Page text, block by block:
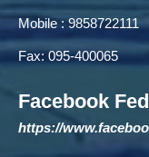
Mobile : 9858722111
Fax: 095-400065
Facebook Fed
https://